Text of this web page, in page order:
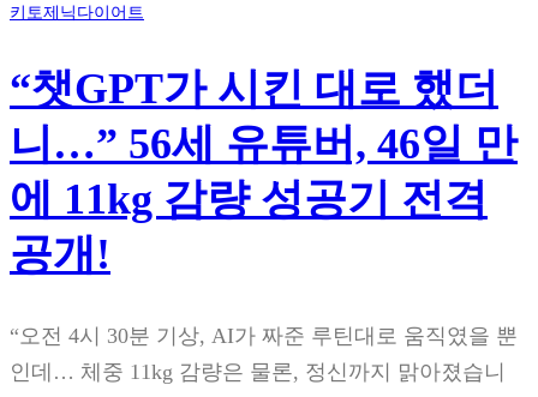
키토제닉다이어트
“챗GPT가 시킨 대로 했더
니…” 56세 유튜버, 46일 만
에 11kg 감량 성공기 전격
공개!
“오전 4시 30분 기상, AI가 짜준 루틴대로 움직였을 뿐
인데… 체중 11kg 감량은 물론, 정신까지 맑아졌습니